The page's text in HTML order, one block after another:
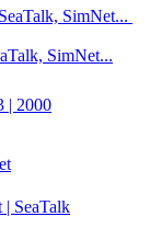
SimNet...
SimNet...
| 2000
| SeaTalk